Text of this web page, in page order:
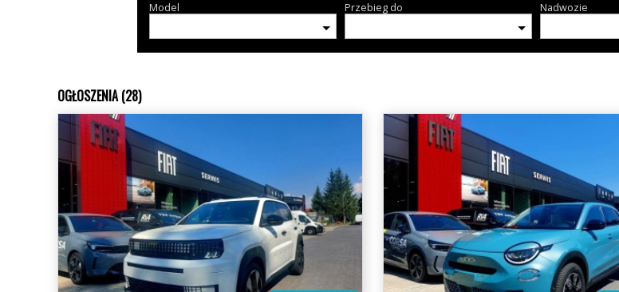
Model Przebieg do Nadwozie
OGŁOSZENIA (28)